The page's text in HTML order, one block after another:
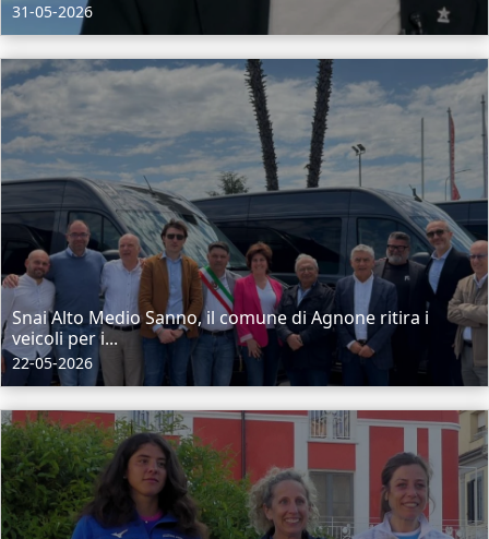
31-05-2026
Snai Alto Medio Sanno, il comune di Agnone ritira i
veicoli per i...
22-05-2026